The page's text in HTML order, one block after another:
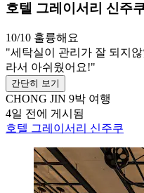
호텔 그레이서리 신주
10/10 훌륭해요
"세탁실이 관리가 잘 되지
라서 아쉬웠어요!"
간단히 보기
CHONG JIN 9박 여행
4일 전에 게시됨
호텔 그레이서리 신주쿠